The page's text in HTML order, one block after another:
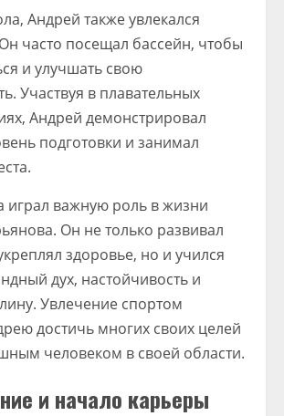
Андрей также увлекался
часто посещал бассейн, чтобы
и улучшать свою
Участвуя в плавательных
Андрей демонстрировал
подготовки и занимал
играл важную роль в жизни
Он не только развивал
здоровье, но и учился
дух, настойчивость и
Увлечение спортом
достичь многих своих целей
человеком в своей области.
и начало карьеры